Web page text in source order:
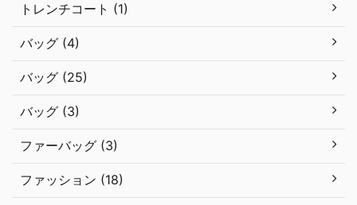
トレンチコート (1)
バッグ (4)
バッグ (25)
バッグ (3)
ファーバッグ (3)
ファッション (18)